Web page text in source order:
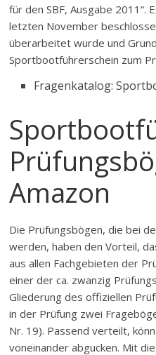
für den SBF, Ausgabe 2011“.
letzten November
überarbeitet wurde und
Sportbootführerschein zum
Fragenkatalog:
Amazon
Die Prüfungsbögen, die bei
werden, haben den Vorteil,
aus allen Fachgebieten der
einer der ca. zwanzig
Gliederung des offiziellen
in der Prüfung zwei
Nr. 19). Passend verteilt,
voneinander abgucken. Mit